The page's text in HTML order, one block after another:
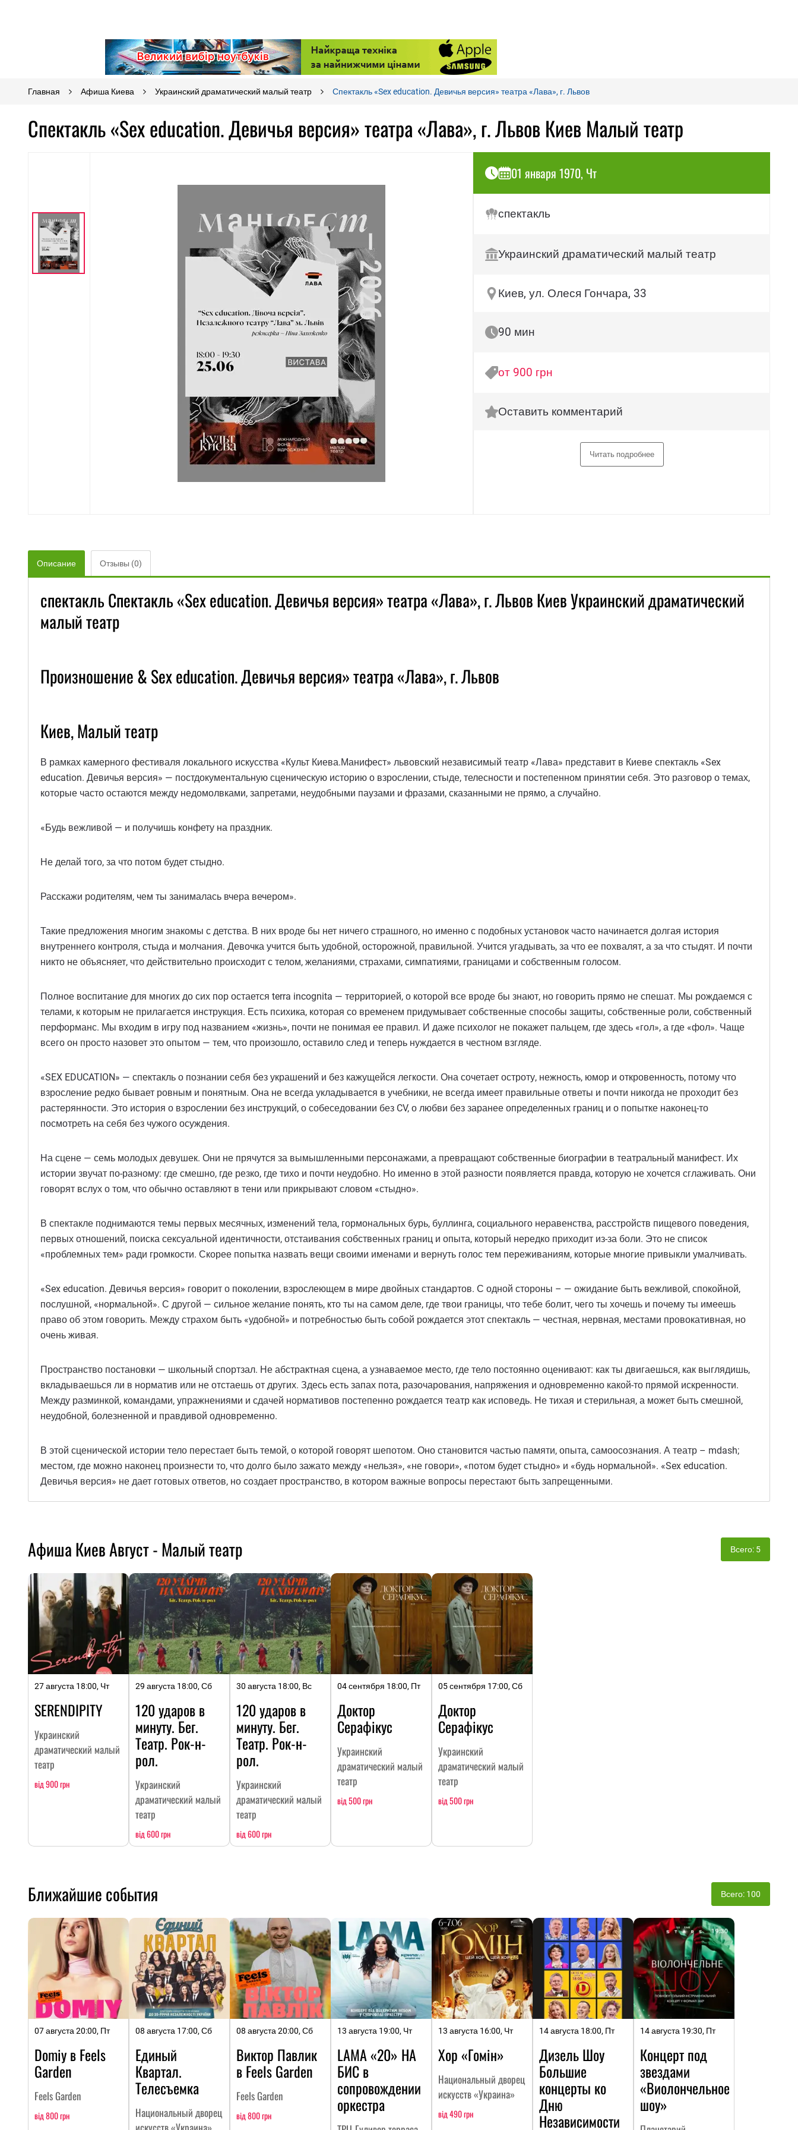
Главная Афиша Киева Украинский драматический малый театр Спектакль «Sex education. Девичья версия» театра «Лава», г. Львов
Спектакль «Sex education. Девичья версия» театра «Лава», г. Львов Киев Малый театр
01 января 1970, Чт
спектакль
Украинский драматический малый театр
Киев, ул. Олеся Гончара, 33
90 мин
от 900 грн
Оставить комментарий
Читать подробнее
Описание Отзывы (0)
спектакль Спектакль «Sex education. Девичья версия» театра «Лава», г. Львов Киев Украинский драматический
малый театр
Произношение & Sex education. Девичья версия» театра «Лава», г. Львов
Киев, Малый театр
В рамках камерного фестиваля локального искусства «Культ Киева.Манифест» львовский независимый театр «Лава» представит в Киеве спектакль «Sex
education. Девичья версия» — постдокументальную сценическую историю о взрослении, стыде, телесности и постепенном принятии себя. Это разговор о темах,
которые часто остаются между недомолвками, запретами, неудобными паузами и фразами, сказанными не прямо, а случайно.
«Будь вежливой — и получишь конфету на праздник.
Не делай того, за что потом будет стыдно.
Расскажи родителям, чем ты занималась вчера вечером».
Такие предложения многим знакомы с детства. В них вроде бы нет ничего страшного, но именно с подобных установок часто начинается долгая история
внутреннего контроля, стыда и молчания. Девочка учится быть удобной, осторожной, правильной. Учится угадывать, за что ее похвалят, а за что стыдят. И почти
никто не объясняет, что действительно происходит с телом, желаниями, страхами, симпатиями, границами и собственным голосом.
Полное воспитание для многих до сих пор остается terra incognita — территорией, о которой все вроде бы знают, но говорить прямо не спешат. Мы рождаемся с
телами, к которым не прилагается инструкция. Есть психика, которая со временем придумывает собственные способы защиты, собственные роли, собственный
перформанс. Мы входим в игру под названием «жизнь», почти не понимая ее правил. И даже психолог не покажет пальцем, где здесь «гол», а где «фол». Чаще
всего он просто назовет это опытом — тем, что произошло, оставило след и теперь нуждается в честном взгляде.
«SEX EDUCATION» — спектакль о познании себя без украшений и без кажущейся легкости. Она сочетает остроту, нежность, юмор и откровенность, потому что
взросление редко бывает ровным и понятным. Она не всегда укладывается в учебники, не всегда имеет правильные ответы и почти никогда не проходит без
растерянности. Это история о взрослении без инструкций, о собеседовании без CV, о любви без заранее определенных границ и о попытке наконец-то
посмотреть на себя без чужого осуждения.
На сцене — семь молодых девушек. Они не прячутся за вымышленными персонажами, а превращают собственные биографии в театральный манифест. Их
истории звучат по-разному: где смешно, где резко, где тихо и почти неудобно. Но именно в этой разности появляется правда, которую не хочется сглаживать. Они
говорят вслух о том, что обычно оставляют в тени или прикрывают словом «стыдно».
В спектакле поднимаются темы первых месячных, изменений тела, гормональных бурь, буллинга, социального неравенства, расстройств пищевого поведения,
первых отношений, поиска сексуальной идентичности, отстаивания собственных границ и опыта, который нередко приходит из-за боли. Это не список
«проблемных тем» ради громкости. Скорее попытка назвать вещи своими именами и вернуть голос тем переживаниям, которые многие привыкли умалчивать.
«Sex education. Девичья версия» говорит о поколении, взрослеющем в мире двойных стандартов. С одной стороны – — ожидание быть вежливой, спокойной,
послушной, «нормальной». С другой — сильное желание понять, кто ты на самом деле, где твои границы, что тебе болит, чего ты хочешь и почему ты имеешь
право об этом говорить. Между страхом быть «удобной» и потребностью быть собой рождается этот спектакль — честная, нервная, местами провокативная, но
очень живая.
Пространство постановки — школьный спортзал. Не абстрактная сцена, а узнаваемое место, где тело постоянно оценивают: как ты двигаешься, как выглядишь,
вкладываешься ли в норматив или не отстаешь от других. Здесь есть запах пота, разочарования, напряжения и одновременно какой-то прямой искренности.
Между разминкой, командами, упражнениями и сдачей нормативов постепенно рождается театр как исповедь. Не тихая и стерильная, а может быть смешной,
неудобной, болезненной и правдивой одновременно.
В этой сценической истории тело перестает быть темой, о которой говорят шепотом. Оно становится частью памяти, опыта, самоосознания. А театр – mdash;
местом, где можно наконец произнести то, что долго было зажато между «нельзя», «не говори», «потом будет стыдно» и «будь нормальной». «Sex education.
Девичья версия» не дает готовых ответов, но создает пространство, в котором важные вопросы перестают быть запрещенными.
Афиша Киев Август - Малый театр Всего: 5
27 августа 18:00, Чт
SERENDIPITY
Украинский
драматический малый
театр
від 900 грн
29 августа 18:00, Сб
120 ударов в
минуту. Бег.
Театр. Рок-н-
рол.
Украинский
драматический малый
театр
від 600 грн
30 августа 18:00, Вс
120 ударов в
минуту. Бег.
Театр. Рок-н-
рол.
Украинский
драматический малый
театр
від 600 грн
04 сентября 18:00, Пт
Доктор
Серафікус
Украинский
драматический малый
театр
від 500 грн
05 сентября 17:00, Сб
Доктор
Серафікус
Украинский
драматический малый
театр
від 500 грн
Ближайшие события Всего: 100
07 августа 20:00, Пт
Domiy в Feels
Garden
Feels Garden
від 800 грн
08 августа 17:00, Сб
Единый
Квартал.
Телесъемка
Национальный дворец
08 августа 20:00, Сб
Виктор Павлик
в Feels Garden
Feels Garden
від 800 грн
13 августа 19:00, Чт
LAMA «20» НА
БИC в
сопровождении
оркестра
13 августа 16:00, Чт
Хор «Гомін»
Национальный дворец
искусств «Украина»
від 490 грн
14 августа 18:00, Пт
Дизель Шоу
Большие
концерты ко
Дню
Независимости
14 августа 19:30, Пт
Концерт под
звездами
«Виолончельное
шоу»